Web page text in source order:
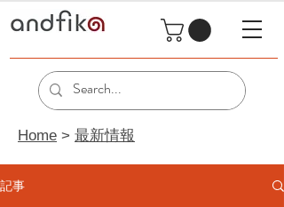
Home > 最新情報
記事